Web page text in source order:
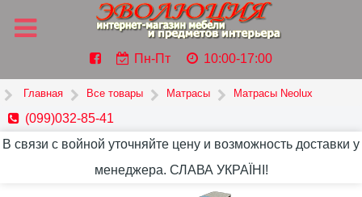
Пн-Пт 10:00-17:00
Главная Все товары Матрасы Матрасы Neolux
(099)032-85-41
В связи с войной уточняйте цену и возможность доставки у
менеджера. СЛАВА УКРАЇНІ!